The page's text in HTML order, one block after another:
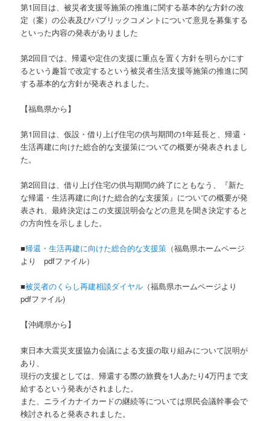
第1回目は、被災者支援等施策の推進に関する基本的な方針の改
定（案）の公表及びパブリックコメントについて意見を募集する
といった内容の発表がありました
第2回目では、帰還や定住の支援に重点を置く方針を明らかにす
るという趣旨で改定するという被災者生活支援等施策の推進に関
する基本的な方針が発表されました。
【福島県から】
第1回目は、仮設・借り上げ住宅の供与期間の1年延長と、帰還・
生活再建に向けた総合的な支援策についての概要が発表されまし
た。
第2回目は、借り上げ住宅の供与期間の終了にともなう、『新た
な帰還・生活再建に向けた総合的な支援策』についての概要が発
表され、最終決定はこの支援説明会などの意見を聞き決定すると
の方向性を示しました。
■帰還・生活再建に向けた総合的な支援策 （福島県ホームページ
より pdfファイル）
■被災者のくらし再建相談ダイヤル （福島県ホームページより
pdfファイル)
【沖縄県から】
東日本大震災支援協力会議による支援の取り組みについて説明が
あり、
現行の支援としては、帰還する際の旅費を1人あたり4万円まで支
給するという発表がされました。
また、ニライカナイカードの継続等については県民会議幹事会で
検討されると発表されました。